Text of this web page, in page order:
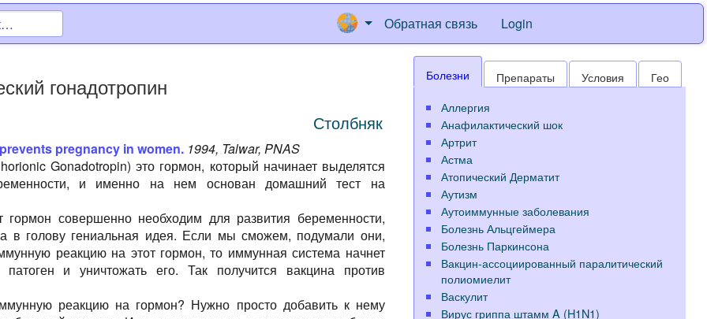
Обратная связь Login
гонадотропин
Столбняк
pregnancy in women. 1994, Talwar, PNAS
Gonadotropin) это гормон, который начинает выделятся
и именно на нем основан домашний тест на
гормон совершенно необходим для развития беременности,
в голову гениальная идея. Если мы сможем, подумали они,
реакцию на этот гормон, то иммунная система начнет
и уничтожать его. Так получится вакцина против
реакцию на гормон? Нужно просто добавить к нему
Болезни Препараты Условия
Гео
Аллергия
Анафилактический шок
Артрит
Астма
Атопический Дерматит
Аутизм
Аутоиммунные заболевания
Болезнь Альцгеймера
Болезнь Паркинсона
Вакцин-ассоциированный паралитический
полиомиелит
Васкулит
Вирус гриппа штамм A (H1N1)